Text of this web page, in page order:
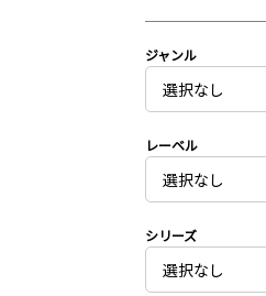
ジャンル
レーベル
シリーズ